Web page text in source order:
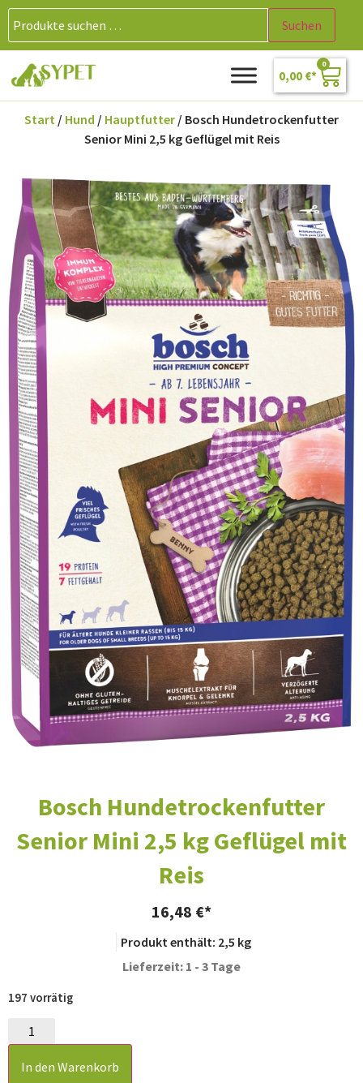
Suchen
0,00 €
0
Start / Hund / Hauptfutter / Bosch Hundetrockenfutter
Senior Mini 2,5 kg Geflügel mit Reis
Bosch Hundetrockenfutter
Senior Mini 2,5 kg Geflügel mit
Reis
16,48 €
Produkt enthält: 2,5 kg
Lieferzeit: 1 - 3 Tage
197 vorrätig
In den Warenkorb